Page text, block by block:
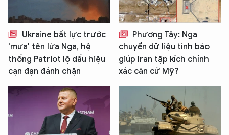
Ukraine bất lực trước
'mưa' tên lửa Nga, hệ
thống Patriot lộ dấu hiệu
cạn đạn đánh chặn
Phương Tây: Nga
chuyển dữ liệu tình báo
giúp Iran tập kích chính
xác căn cứ Mỹ?